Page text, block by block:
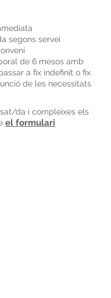
segons servei
de 6 mesos amb
a fix indefinit o fix
de les necessitats
da i compleixes els
el formulari